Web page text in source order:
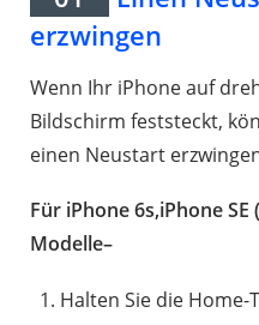
erzwingen
Wenn Ihr iPhone auf
Bildschirm feststeckt,
einen Neustart
Für iPhone 6s,iPhone
Modelle–
Halten Sie die